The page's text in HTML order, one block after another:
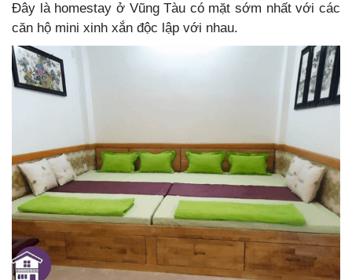
Đây là homestay ở Vũng Tàu có mặt sớm nhất với các
căn hộ mini xinh xắn độc lập với nhau.